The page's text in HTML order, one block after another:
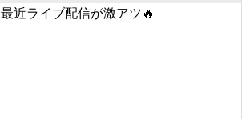
最近ライブ配信が激アツ🔥